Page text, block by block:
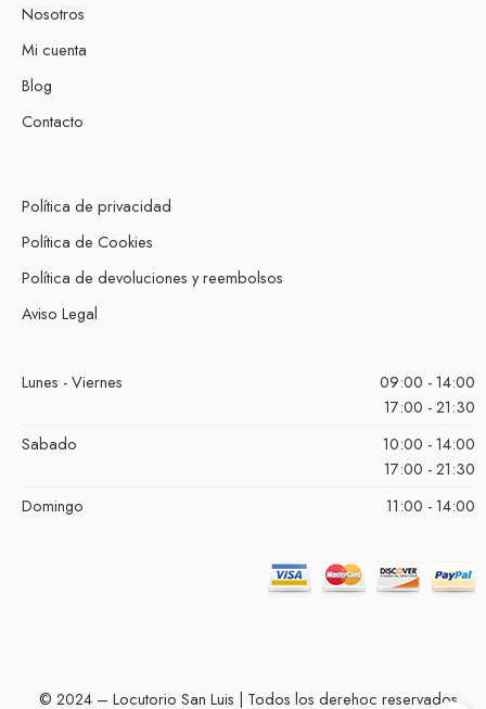
Nosotros
Mi cuenta
Blog
Contacto
Política de privacidad
Política de Cookies
Política de devoluciones y reembolsos
Aviso Legal
Lunes - Viernes
09:00 - 14:00
17:00 - 21:30
Sabado
10:00 - 14:00
17:00 - 21:30
Domingo
11:00 - 14:00
© 2024 – Locutorio San Luis | Todos los derehoc reservados